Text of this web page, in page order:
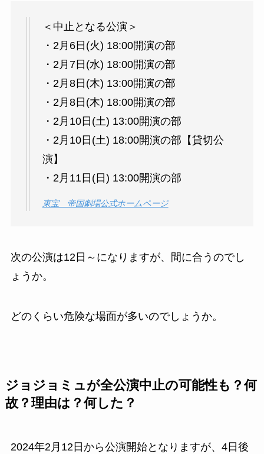
＜中止となる公演＞
・2月6日(火) 18:00開演の部
・2月7日(水) 18:00開演の部
・2月8日(木) 13:00開演の部
・2月8日(木) 18:00開演の部
・2月10日(土) 13:00開演の部
・2月10日(土) 18:00開演の部【貸切公
演】
・2月11日(日) 13:00開演の部
東宝 帝国劇場公式ホームページ
次の公演は12日～になりますが、間に合うのでし
ょうか。
どのくらい危険な場面が多いのでしょうか。
ジョジョミュが全公演中止の可能性も？何
故？理由は？何した？
2024年2月12日から公演開始となりますが、4日後